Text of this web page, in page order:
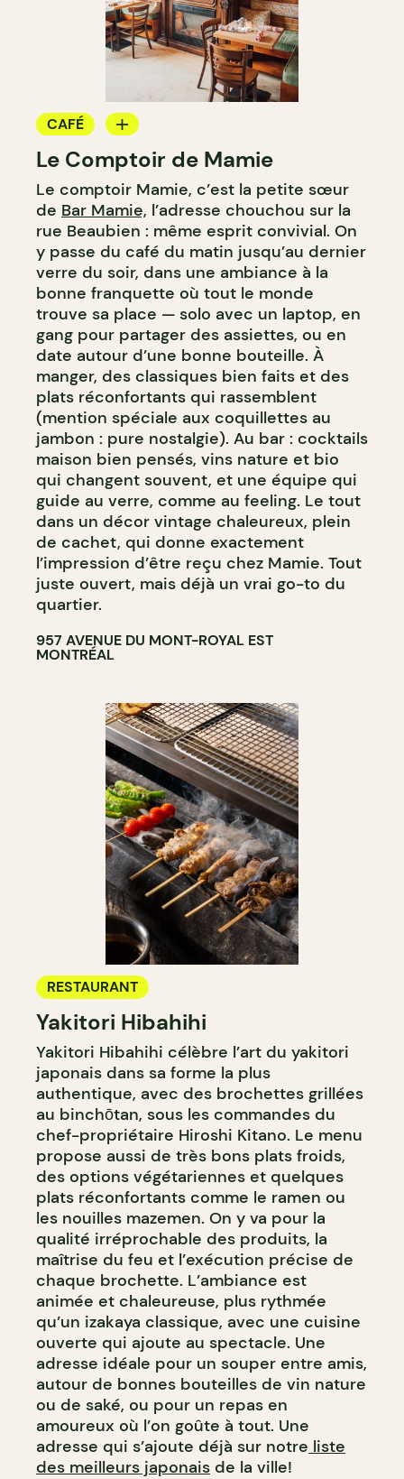
CAFÉ
BAR À VIN
Le Comptoir de Mamie
Le comptoir Mamie, c’est la petite sœur
de Bar Mamie, l’adresse chouchou sur la
rue Beaubien : même esprit convivial. On
y passe du café du matin jusqu’au dernier
verre du soir, dans une ambiance à la
bonne franquette où tout le monde
trouve sa place — solo avec un laptop, en
gang pour partager des assiettes, ou en
date autour d’une bonne bouteille. À
manger, des classiques bien faits et des
plats réconfortants qui rassemblent
(mention spéciale aux coquillettes au
jambon : pure nostalgie). Au bar : cocktails
maison bien pensés, vins nature et bio
qui changent souvent, et une équipe qui
guide au verre, comme au feeling. Le tout
dans un décor vintage chaleureux, plein
de cachet, qui donne exactement
l’impression d’être reçu chez Mamie. Tout
juste ouvert, mais déjà un vrai go-to du
quartier.
957 AVENUE DU MONT-ROYAL EST
MONTRÉAL
RESTAURANT
Yakitori Hibahihi
Yakitori Hibahihi célèbre l’art du yakitori
japonais dans sa forme la plus
authentique, avec des brochettes grillées
au binchōtan, sous les commandes du
chef-propriétaire Hiroshi Kitano. Le menu
propose aussi de très bons plats froids,
des options végétariennes et quelques
plats réconfortants comme le ramen ou
les nouilles mazemen. On y va pour la
qualité irréprochable des produits, la
maîtrise du feu et l’exécution précise de
chaque brochette. L’ambiance est
animée et chaleureuse, plus rythmée
qu’un izakaya classique, avec une cuisine
ouverte qui ajoute au spectacle. Une
adresse idéale pour un souper entre amis,
autour de bonnes bouteilles de vin nature
ou de saké, ou pour un repas en
amoureux où l’on goûte à tout. Une
adresse qui s’ajoute déjà sur notre liste
des meilleurs japonais de la ville!